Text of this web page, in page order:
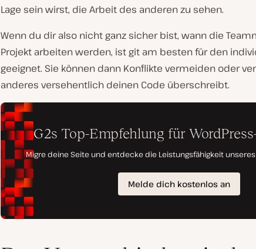
Lage sein wirst, die Arbeit des anderen zu sehen.
Wenn du dir also nicht ganz sicher bist, wann die
Projekt arbeiten werden, ist git am besten für den
geeignet. Sie können dann Konflikte vermeiden oder
anderes versehentlich deinen Code überschreibt.